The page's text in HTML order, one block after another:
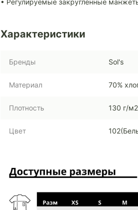
• Регулируемые закругленные
Характеристики
Бренды Sol's
Материал 70%
Плотность 130 г/м2
Цвет